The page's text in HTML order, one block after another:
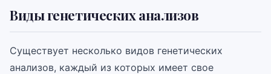
Виды генетических анализов
Существует несколько видов генетических
анализов, каждый из которых имеет свое